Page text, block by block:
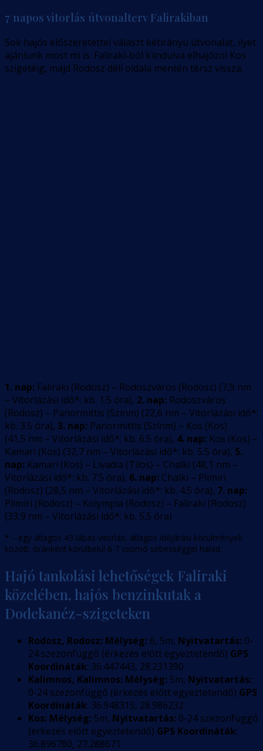
7 napos vitorlás útvonalterv Falirakiban
Sok hajós előszeretettel választ kétirányú útvonalat, ilyet
ajánlunk most mi is. Faliraki-ból kiindulva elhajózol Kos
szigetéig, majd Rodosz déli oldala mentén térsz vissza.
1. nap: Faliraki (Rodosz) – Rodoszváros (Rodosz) (7,9 nm
– Vitorlázási idő*: kb. 1.5 óra), 2. nap: Rodoszváros
(Rodosz) – Panormittis (Színm) (22,6 nm – Vitorlázási idő*:
kb. 3.5 óra), 3. nap: Panormittis (Színm) – Kos (Kos)
(41,5 nm – Vitorlázási idő*: kb. 6.5 óra), 4. nap: Kos (Kos) –
Kamari (Kos) (32,7 nm – Vitorlázási idő*: kb. 5.5 óra), 5.
nap: Kamari (Kos) – Livadia (Tilos) – Chalki (48,1 nm –
Vitorlázási idő*: kb. 7.5 óra), 6. nap: Chalki – Plimiri
(Rodosz) (28,5 nm – Vitorlázási idő*: kb. 4.5 óra), 7. nap:
Plimiri (Rodosz) – Kolympia (Rodosz) – Faliraki (Rodosz)
(33,9 nm – Vitorlázási idő*: kb. 5.5 óra)
* – egy átlagos 43 lábas vitorlás, átlagos időjárási körülmények
között, óránként körülbelül 6-7 csomó sebességgel halad.
Hajó tankolási lehetőségek Faliraki
közelében, hajós benzinkutak a
Dodekanéz-szigeteken
Rodosz, Rodosz: Mélység: 6, 5m, Nyitvatartás: 0-
24 szezonfüggő (érkezés előtt egyeztetendő) GPS
Koordináták: 36.447443, 28.231390
Kalimnos, Kalimnos: Mélység: 5m, Nyitvatartás:
0-24 szezonfüggő (érkezés előtt egyeztetendő) GPS
Koordináták: 36.948315, 28.986232
Kos: Mélység: 5m, Nyitvatartás: 0-24 szezonfüggő
(érkezés előtt egyeztetendő) GPS Koordináták:
36.896780, 27.288671